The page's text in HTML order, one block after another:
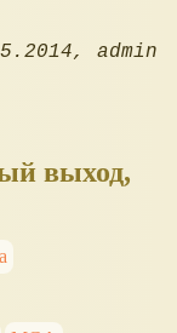
admin
выход,